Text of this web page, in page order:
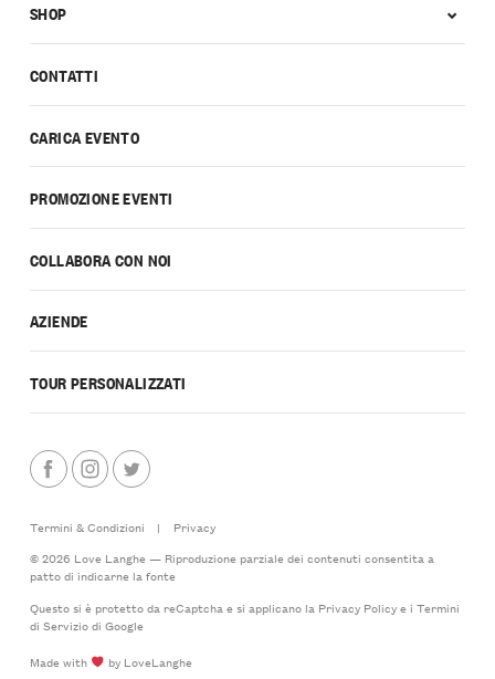
CONTATTI
CARICA EVENTO
PROMOZIONE EVENTI
COLLABORA CON NOI
AZIENDE
TOUR PERSONALIZZATI
SHOP
Termini & Condizioni |
Privacy
© 2026 Love Langhe — Riproduzione parziale dei contenuti consentita a
patto di indicarne la fonte
Questo si è protetto da reCaptcha e si applicano la Privacy Policye i Termini
di Serviziodi Google
Made with
by LoveLanghe